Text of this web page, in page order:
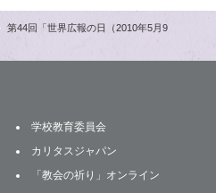
第44回「世界広報の日（2010年5月9
学校教育委員会
カリタスジャパン
「教会の祈り」オンライン